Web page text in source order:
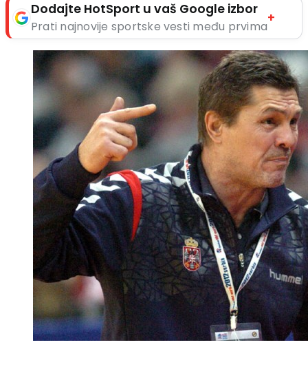
Dodajte HotSport u vaš Google izbor
Prati najnovije sportske vesti među prvima
+